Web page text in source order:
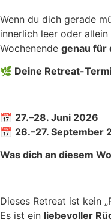
Wenn du dich gerade
innerlich leer oder
Wochenende genau für
🌿 Deine Retreat-
📅 27.–28. Juni 2026
📅 26.–27. September
Was dich an diesem
Dieses Retreat ist kein
Es ist ein liebevoller